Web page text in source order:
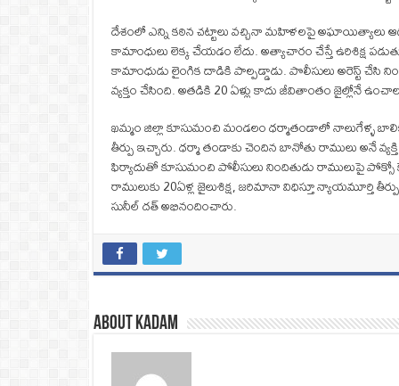
దేశంలో ఎన్ని కఠిన చట్టాలు వచ్చినా మహిళలపై అఘాయిత్యాలు
కామాంధులు లెక్క చేయడం లేదు. అత్యాచారం చేస్తే ఉరిశిక్ష
కామాంధుడు లైంగిక దాడికి పాల్పడ్డాడు. పొలీసులు అరెస్ట్ చేసి
వ్యక్తం చేసింది. అతడికి 20 ఏళ్లు కాదు జీవితాంతం జైల్లోనే
ఖమ్మం జిల్లా కూసుమంచి మండలం ధర్మాతండాలో నాలుగేళ్ళ
తీర్పు ఇచ్చారు. ధర్మా తండాకు చెందిన బానోతు రాములు అనే
ఫిర్యాదుతో కూసుమంచి పోలీసులు నిందితుడు రాములుపై
రాములుకు 20ఏళ్ల జైలుశిక్ష, జరిమానా విధిస్తూ న్యాయమూర్తి
సునీల్ దత్ అభినందించారు.
About Kadam